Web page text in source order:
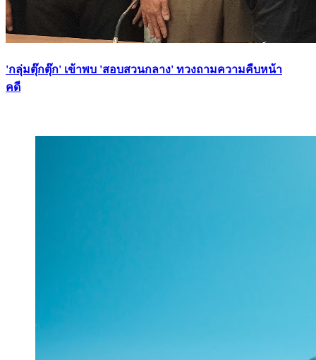
'กลุ่มตุ๊กตุ๊ก' เข้าพบ 'สอบสวนกลาง' ทวงถามความคืบหน้า
คดี